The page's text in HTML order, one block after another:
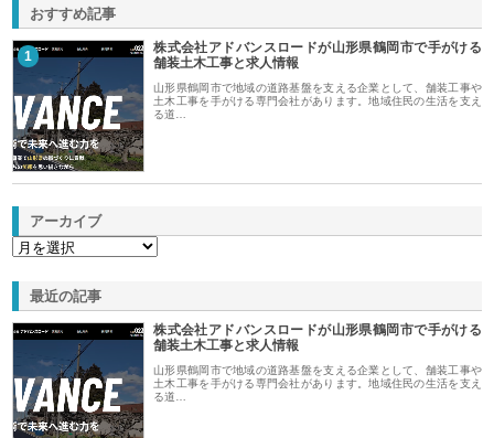
おすすめ記事
1
株式会社アドバンスロードが山形県鶴岡市で手がける
舗装土木工事と求人情報
山形県鶴岡市で地域の道路基盤を支える企業として、舗装工事や
土木工事を手がける専門会社があります。地域住民の生活を支え
る道…
アーカイブ
最近の記事
株式会社アドバンスロードが山形県鶴岡市で手がける
舗装土木工事と求人情報
山形県鶴岡市で地域の道路基盤を支える企業として、舗装工事や
土木工事を手がける専門会社があります。地域住民の生活を支え
る道…